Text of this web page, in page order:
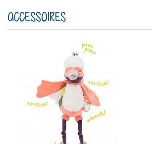
ACCESSOIRES